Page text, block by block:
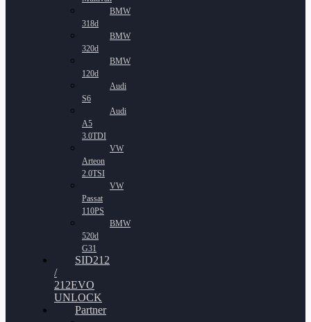
BMW
318d
BMW
320d
BMW
120d
Audi
S6
Audi
A5
3.0TDI
VW
Arteon
2.0TSI
VW
Passat
110PS
BMW
520d
G31
SID212
/
212EVO
UNLOCK
Partner